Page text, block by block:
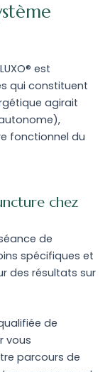
est
qui constituent
agirait
fonctionnel du
chez
de
spécifiques et
des résultats sur
de
vous
parcours de